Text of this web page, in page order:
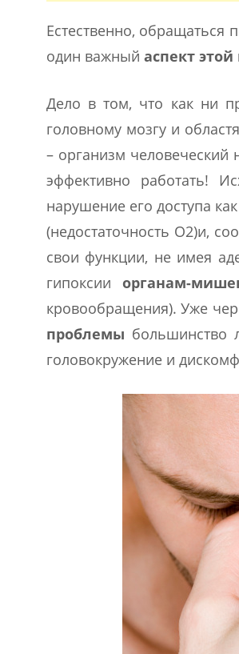
Естественно, обращаться
один важный аспект
Дело в том, что как ни
головному мозгу и
– организм человеческий
эффективно работать!
нарушение его доступа
(недостаточность О2)и,
свои функции, не имея
гипоксииорганам-
кровообращения). Уже
проблемы большинство
головокружение и